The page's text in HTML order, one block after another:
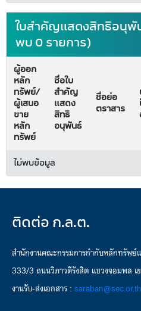
ใบสำคัญแสดงสิทธิอนุพั
พบ 0 รายการ)
ผู้ออก
หลัก
ทรัพย์/
ผู้เสนอ
ขาย
หลัก
ทรัพย์
ชื่อใบ
สำคัญ
แสดง
สิทธิ
อนุพันธ์
ชื่อย่อ
ตราสาร
ไม่พบข้อมูล
ติดต่อ ก.ล.ต.
สำนักงานคณะกรรมการกำกับหลักทรัพ
333/3 ถนนวิภาวดีรังสิต แขวงจอมพล
งานรับ-ส่งเอกสาร : saraban@sec.or.th